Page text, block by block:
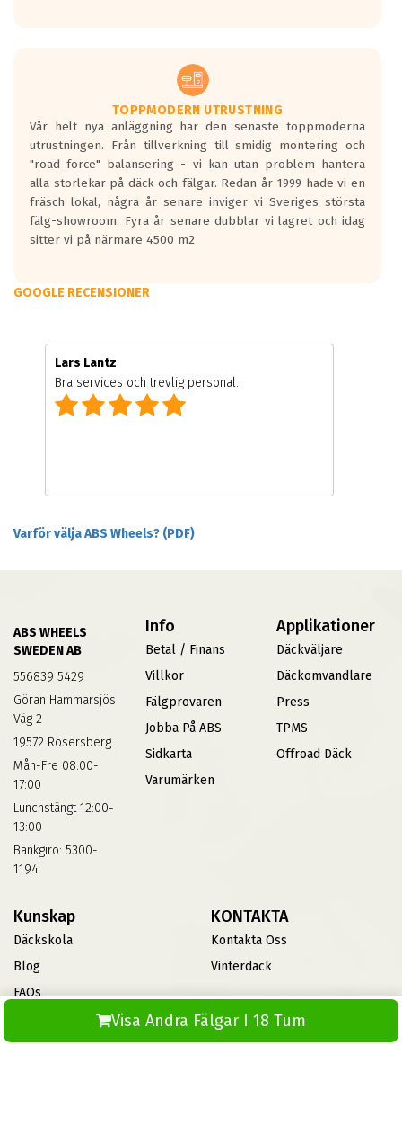
Visa Andra Fälgar I 18 Tum
TOPPMODERN UTRUSTNING
Vår helt nya anläggning har den senaste toppmoderna
utrustningen. Från tillverkning till smidig montering och
"road force" balansering - vi kan utan problem hantera
alla storlekar på däck och fälgar. Redan år 1999 hade vi en
fräsch lokal, några år senare inviger vi Sveriges största
fälg-showroom. Fyra år senare dubblar vi lagret och idag
sitter vi på närmare 4500 m2
GOOGLE RECENSIONER
Lars Lantz
Bra services och trevlig personal.
Varför välja ABS Wheels? (PDF)
ABS WHEELS
SWEDEN AB
556839 5429
Göran Hammarsjös
Väg 2
19572 Rosersberg
Mån-Fre 08:00-
17:00
Lunchstängt 12:00-
13:00
Bankgiro: 5300-
1194
Info
Betal / Finans
Villkor
Fälgprovaren
Jobba På ABS
Sidkarta
Varumärken
Applikationer
Däckväljare
Däckomvandlare
Press
TPMS
Offroad Däck
Kunskap
Däckskola
Blog
FAQs
Informationsbank Av Däck
KONTAKTA
Kontakta Oss
Vinterdäck